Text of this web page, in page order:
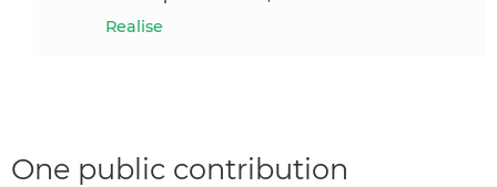
Realise
One public contribution